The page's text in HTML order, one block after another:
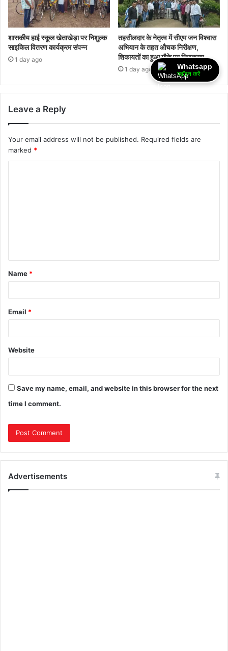
शासकीय हाई स्कूल खेताखेड़ा पर निशुल्क
साइकिल वितरण कार्यक्रम संपन्न
1 day ago
तहसीलदार के नेतृत्व में सीएम जन विश्वास
अभियान के तहत औचक निरीक्षण,
शिकायतों का हुआ मौके पर निराकरण
1 day ago
Leave a Reply
Your email address will not be published. Required fields are
marked *
Name *
Email *
Website
Save my name, email, and website in this browser for the next
time I comment.
Advertisements
Whatsapp
ज्वॉइन करें